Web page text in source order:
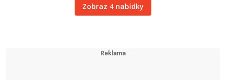
Zobraz 4 nabídky